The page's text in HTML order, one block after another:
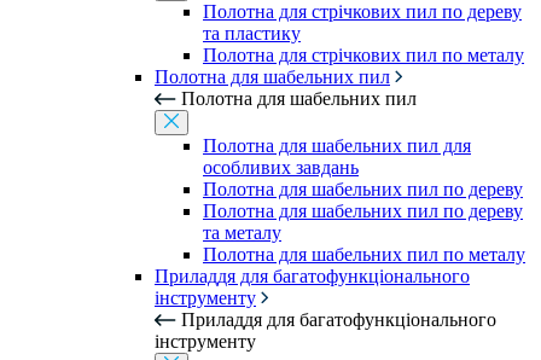
Полотна для стрічкових пил по дереву
та пластику
Полотна для стрічкових пил по металу
Полотна для шабельних пил
Полотна для шабельних пил
Полотна для шабельних пил для
особливих завдань
Полотна для шабельних пил по дереву
Полотна для шабельних пил по дереву
та металу
Полотна для шабельних пил по металу
Приладдя для багатофункціонального
інструменту
Приладдя для багатофункціонального
інструменту